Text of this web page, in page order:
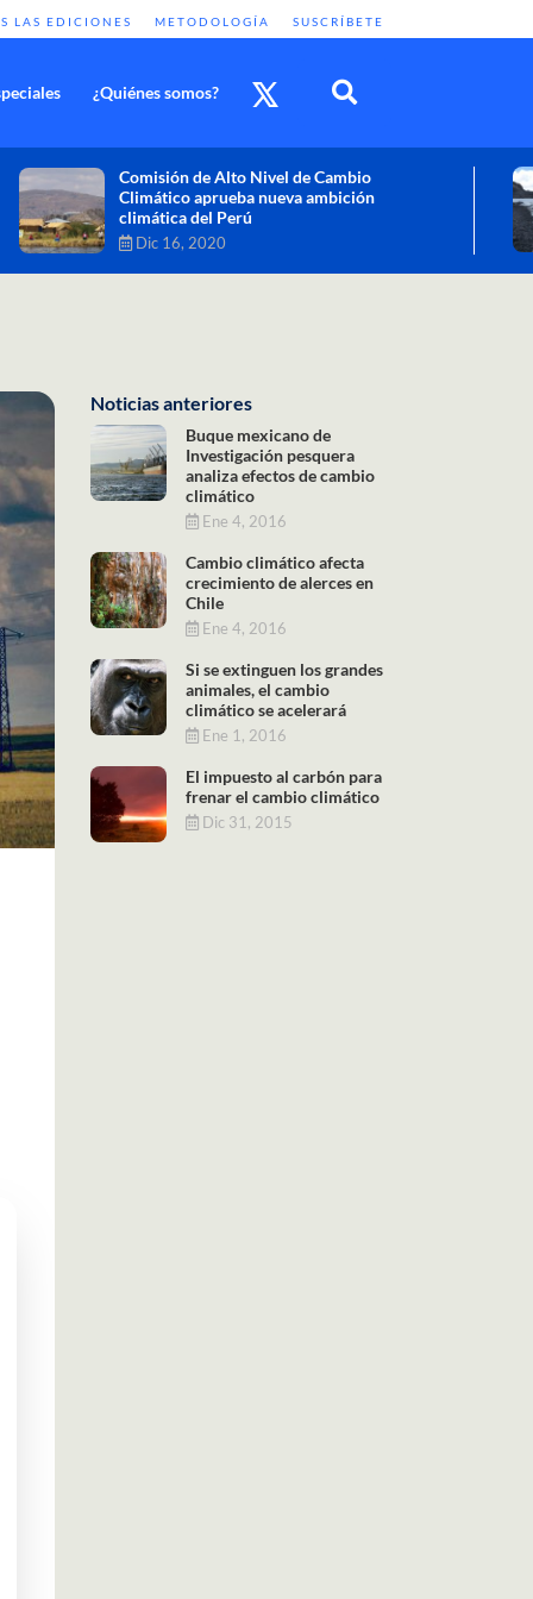
LAS EDICIONES METODOLOGÍA SUSCRÍBETE
¿Quiénes somos?
Cambio climático: combatir sus efectos
como objetivo global y urgente
Noticias anteriores
Buque mexicano de
Investigación pesquera
analiza efectos de cambio
climático
Ene 4, 2016
Cambio climático afecta
crecimiento de alerces en
Chile
Ene 4, 2016
Si se extinguen los grandes
animales, el cambio
climático se acelerará
Ene 1, 2016
El impuesto al carbón para
frenar el cambio climático
Dic 31, 2015